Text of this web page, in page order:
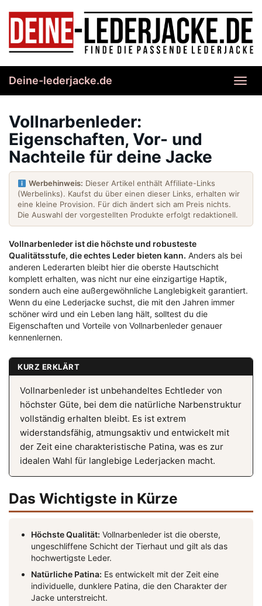
content
Deine-lederjacke.de
Vollnarbenleder:
Eigenschaften, Vor- und
Nachteile für deine Jacke
Werbehinweis: Dieser Artikel enthält Affiliate-Links
(Werbelinks). Kaufst du über einen dieser Links, erhalten wir
eine kleine Provision. Für dich ändert sich am Preis nichts.
Die Auswahl der vorgestellten Produkte erfolgt redaktionell.
Vollnarbenleder ist die höchste und robusteste
Qualitätsstufe, die echtes Leder bieten kann. Anders als bei
anderen Lederarten bleibt hier die oberste Hautschicht
komplett erhalten, was nicht nur eine einzigartige Haptik,
sondern auch eine außergewöhnliche Langlebigkeit garantiert.
Wenn du eine Lederjacke suchst, die mit den Jahren immer
schöner wird und ein Leben lang hält, solltest du die
Eigenschaften und Vorteile von Vollnarbenleder genauer
kennenlernen.
KURZ ERKLÄRT
Vollnarbenleder ist unbehandeltes Echtleder von
höchster Güte, bei dem die natürliche Narbenstruktur
vollständig erhalten bleibt. Es ist extrem
widerstandsfähig, atmungsaktiv und entwickelt mit
der Zeit eine charakteristische Patina, was es zur
idealen Wahl für langlebige Lederjacken macht.
Das Wichtigste in Kürze
Höchste Qualität: Vollnarbenleder ist die oberste,
ungeschliffene Schicht der Tierhaut und gilt als das
hochwertigste Leder.
Natürliche Patina: Es entwickelt mit der Zeit eine
individuelle, dunklere Patina, die den Charakter der
Jacke unterstreicht.